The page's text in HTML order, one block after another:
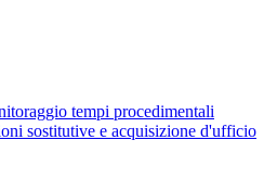
tempi procedimentali
sostitutive e acquisizione d'ufficio